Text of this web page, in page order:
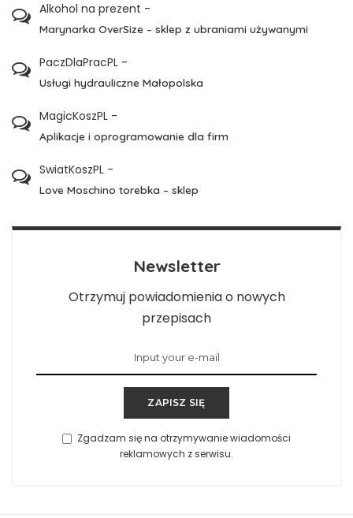
Alkohol na prezent -
Marynarka OverSize – sklep z ubraniami używanymi
PaczDlaPracPL -
Usługi hydrauliczne Małopolska
MagicKoszPL -
Aplikacje i oprogramowanie dla firm
SwiatKoszPL -
Love Moschino torebka – sklep
Newsletter
Otrzymuj powiadomienia o nowych
przepisach
ZAPISZ SIĘ
Zgadzam się na otrzymywanie wiadomości
reklamowych z serwisu.